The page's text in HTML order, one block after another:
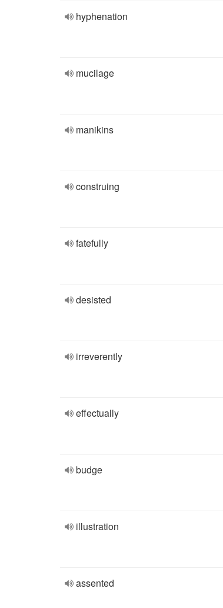
hyphenation
mucilage
manikins
construing
fatefully
desisted
irreverently
effectually
budge
illustration
assented